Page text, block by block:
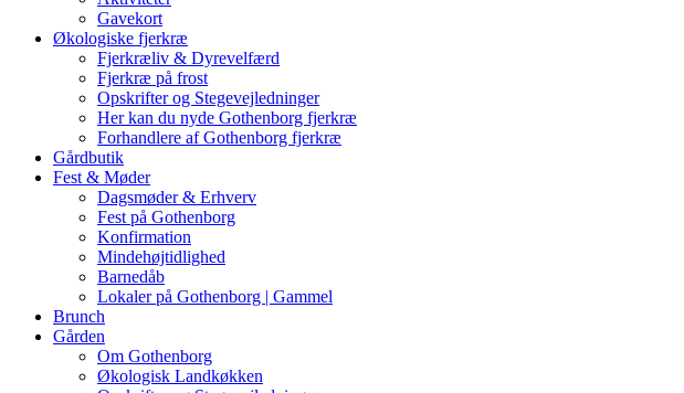
Gavekort
Økologiske fjerkræ
Fjerkræliv & Dyrevelfærd
Fjerkræ på frost
Opskrifter og Stegevejledninger
Her kan du nyde Gothenborg fjerkræ
Forhandlere af Gothenborg fjerkræ
Gårdbutik
Fest & Møder
Dagsmøder & Erhverv
Fest på Gothenborg
Konfirmation
Mindehøjtidlighed
Barnedåb
Lokaler på Gothenborg | Gammel
Brunch
Gården
Om Gothenborg
Økologisk Landkøkken